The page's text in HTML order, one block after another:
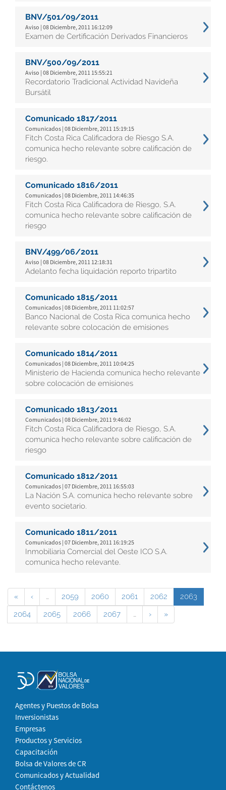
BNV/501/09/2011
Aviso | 08 Diciembre, 2011 16:12:09
Examen de Certificación Derivados Financieros
BNV/500/09/2011
Aviso | 08 Diciembre, 2011 15:55:21
Recordatorio Tradicional Actividad Navideña
Bursátil
Comunicado 1817/2011
Comunicados | 08 Diciembre, 2011 15:19:15
Fitch Costa Rica Calificadora de Riesgo S.A.
comunica hecho relevante sobre calificación de
riesgo.
Comunicado 1816/2011
Comunicados | 08 Diciembre, 2011 14:46:35
Fitch Costa Rica Calificadora de Riesgo, S.A.
comunica hecho relevante sobre calificación de
riesgo
BNV/499/06/2011
Aviso | 08 Diciembre, 2011 12:18:31
Adelanto fecha liquidación reporto tripartito
Comunicado 1815/2011
Comunicados | 08 Diciembre, 2011 11:02:57
Banco Nacional de Costa Rica comunica hecho
relevante sobre colocación de emisiones
Comunicado 1814/2011
Comunicados | 08 Diciembre, 2011 10:04:25
Ministerio de Hacienda comunica hecho relevante
sobre colocación de emisiones
Comunicado 1813/2011
Comunicados | 08 Diciembre, 2011 9:46:02
Fitch Costa Rica Calificadora de Riesgo, S.A.
comunica hecho relevante sobre calificación de
riesgo
Comunicado 1812/2011
Comunicados | 07 Diciembre, 2011 16:55:03
La Nación S.A. comunica hecho relevante sobre
evento societario.
Comunicado 1811/2011
Comunicados | 07 Diciembre, 2011 16:19:25
Inmobiliaria Comercial del Oeste ICO S.A.
comunica hecho relevante.
« ‹ … 2059 2060 2061 2062
2063
2064
2065 2066 2067 … › »
Agentes y Puestos de Bolsa
Inversionistas
Empresas
Productos y Servicios
Capacitación
Bolsa de Valores de CR
Comunicados y Actualidad
Contáctenos